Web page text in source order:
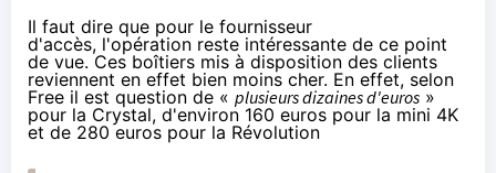
Il faut dire que pour le fournisseur
d'accès, l'opération reste intéressante de ce point
de vue. Ces boîtiers mis à disposition des clients
reviennent en effet bien moins cher. En effet, selon
Free il est question de « plusieurs dizaines d'euros »
pour la Crystal, d'environ 160 euros pour la mini 4K
et de 280 euros pour la Révolution